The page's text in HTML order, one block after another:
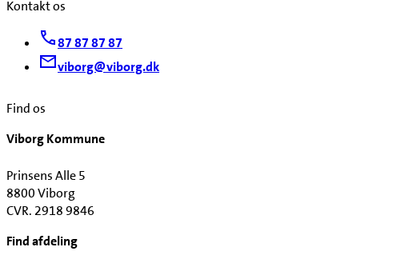
Kontakt os
87 87 87 87
viborg@viborg.dk
Find os
Viborg Kommune
Prinsens Alle 5
8800 Viborg
CVR. 2918 9846
Find afdeling